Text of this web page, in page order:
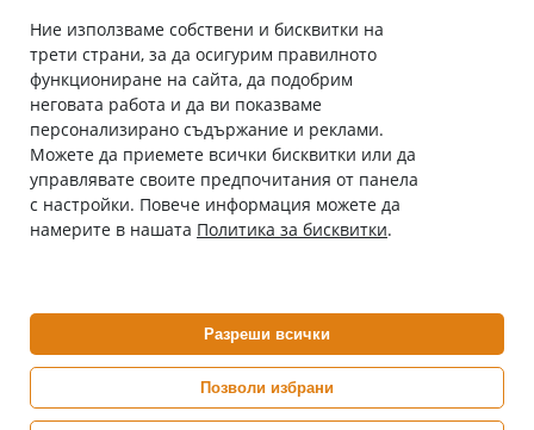
Абонирай се за нашия бюлетин
С абонамента се съгласявам сПолитиката за лични данни.
Онлайн аптека, част от аптеки „Ванчева“
ePharm е лицензирана онлайн аптека от
Изпълнителна Агенция по Лекарствата
Ние използваме собствени и бисквитки на
трети страни, за да осигурим правилното
функциониране на сайта, да подобрим
неговата работа и да ви показваме
персонализирано съдържание и реклами.
Можете да приемете всички бисквитки или да
управлявате своите предпочитания от панела
с настройки. Повече информация можете да
намерите в нашата Политика за бисквитки.
Разреши всички
Позволи избрани